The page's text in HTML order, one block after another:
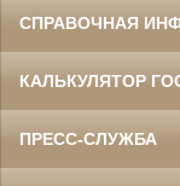
СПРАВОЧНАЯ
КАЛЬКУЛЯТОР
ПРЕСС-СЛУЖБА